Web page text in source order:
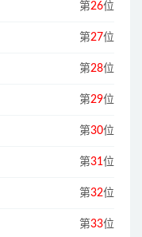
第26位
第27位
第28位
第29位
第30位
第31位
第32位
第33位